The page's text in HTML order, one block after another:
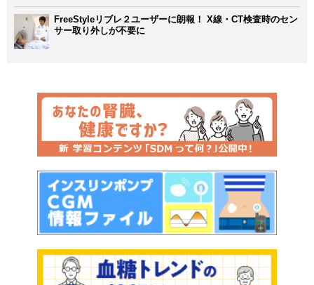
FreeStyleリブレ２ユーザーに朗報！ X線・CT検査時のセン
サー取り外しが不要に